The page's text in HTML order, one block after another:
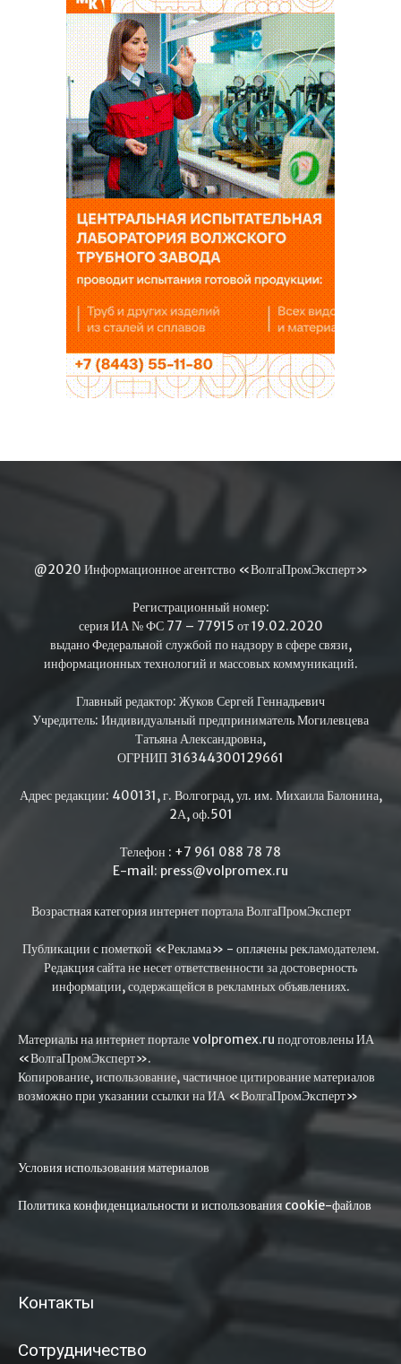
@2020 Информационное агентство «ВолгаПромЭксперт»
Регистрационный номер:
серия ИА № ФС 77 – 77915 от 19.02.2020
выдано Федеральной службой по надзору в сфере связи,
информационных технологий и массовых коммуникаций.
Главный редактор: Жуков Сергей Геннадьевич
Учредитель: Индивидуальный предприниматель Могилевцева
Татьяна Александровна,
ОГРНИП 316344300129661
Адрес редакции: 400131, г. Волгоград, ул. им. Михаила Балонина,
2А, оф.501
Телефон : +7 961 088 78 78
E-mail: press@volpromex.ru
Возрастная категория интернет портала ВолгаПромЭксперт
Публикации с пометкой «Реклама» - оплачены рекламодателем.
Редакция сайта не несет ответственности за достоверность
информации, содержащейся в рекламных объявлениях.
Материалы на интернет портале volpromex.ru подготовлены ИА
«ВолгаПромЭксперт».
Копирование, использование, частичное цитирование материалов
возможно при указании ссылки на ИА «ВолгаПромЭксперт»
Условия использования материалов
Политика конфиденциальности и использования cookie-файлов
Контакты
Сотрудничество